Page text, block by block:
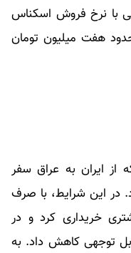
با نرخ فروش اسکناس
حدود هفت میلیون تومان
از ایران به عراق سفر
این شرایط، با صرف
خریداری کرد و در
توجهی کاهش داد. به